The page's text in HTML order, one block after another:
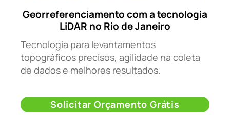
Georreferenciamento com a tecnologia
LiDAR no Rio de Janeiro
Tecnologia para levantamentos
topográficos precisos, agilidade na coleta
de dados e melhores resultados.
Solicitar Orçamento Grátis